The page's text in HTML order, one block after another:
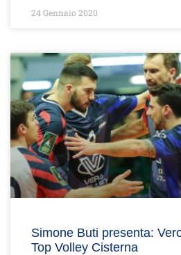
24 Gennaio 2020
Simone Buti presenta:
Top Volley Cisterna